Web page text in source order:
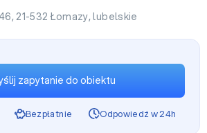
21-532Łomazy,lubelskie
zapytanie do obiektu
Bezpłatnie Odpowiedź w 24h